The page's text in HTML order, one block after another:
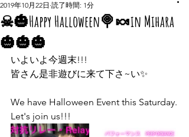
☠🎃Happy Halloween🍭🍬in Mihara
🎃🎃🎃
2019年10月22日 読了時間: 1分
いよいよ今週末!!!
皆さん是非遊びに来て下さ~い✨
We have Halloween Event this Saturday.
Let's join us!!!